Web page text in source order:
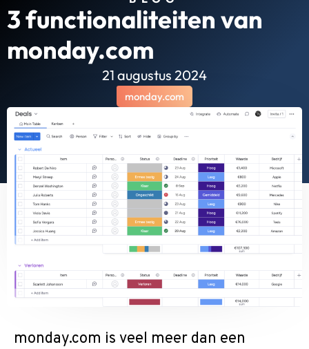
3 functionaliteiten van
monday.com
21 augustus 2024
monday.com
monday.com is veel meer dan een